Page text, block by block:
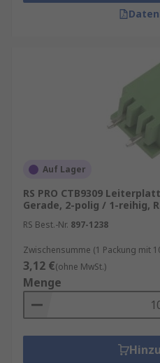
Auf Lager
RS PRO CTB9309
Gerade, 2-polig / 1-reihig,
RS Best.-Nr. 897-1238
Zwischensumme (1 Packung mit
3,12 €(ohne MwSt.)
Menge